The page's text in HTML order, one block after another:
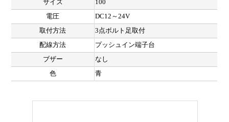
サイズ
100
電圧
DC12～24V
取付方法
3点ボルト足取付
配線方法
プッシュイン端子台
ブザー
なし
色
青